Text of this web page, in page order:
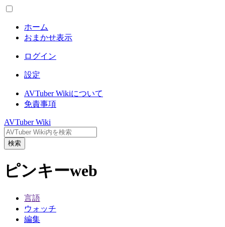
ホーム
おまかせ表示
ログイン
設定
AVTuber Wikiについて
免責事項
AVTuber Wiki
検索
ピンキーweb
言語
ウォッチ
編集